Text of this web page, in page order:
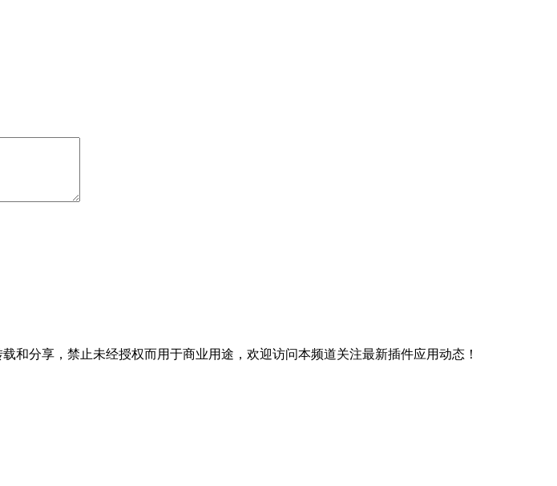
和分享，禁止未经授权而用于商业用途，欢迎访问本频道关注最新插件应用动态！